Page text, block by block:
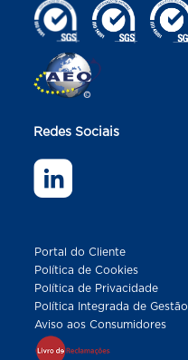
Redes Sociais
Portal do Cliente
Política de Cookies
Política de Privacidade
Política Integrada de Gestão
Aviso aos Consumidores